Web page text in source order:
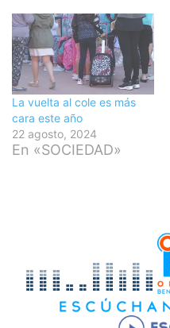
La vuelta al cole es más
cara este año
22 agosto, 2024
En «SOCIEDAD»